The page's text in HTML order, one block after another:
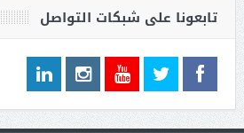
تابعونا على شبكات التواصل